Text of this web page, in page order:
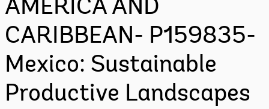
AMERICA AND
CARIBBEAN- P159835-
Mexico: Sustainable
Productive Landscapes